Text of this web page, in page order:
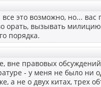
все это возможно, но... вас
орать, вызывать
порядка.
вне правовых
- у меня не было ни
а не о двух китах, трех